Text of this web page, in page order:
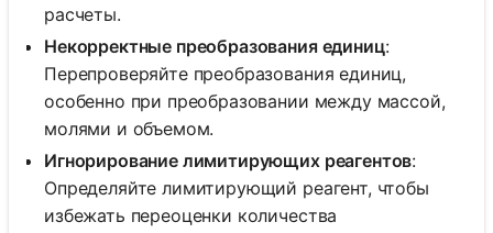
расчеты.
Некорректные преобразования единиц:
Перепроверяйте преобразования единиц,
особенно при преобразовании между массой,
молями и объемом.
Игнорирование лимитирующих реагентов:
Определяйте лимитирующий реагент, чтобы
избежать переоценки количества